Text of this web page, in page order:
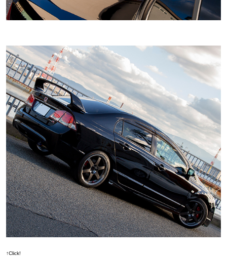
↑Click!